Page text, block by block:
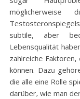
möglicherweise
subtile, aber
Lebensqualität
zahlreiche
können. Dazu
die alle eine Rolle
darüber, wie man